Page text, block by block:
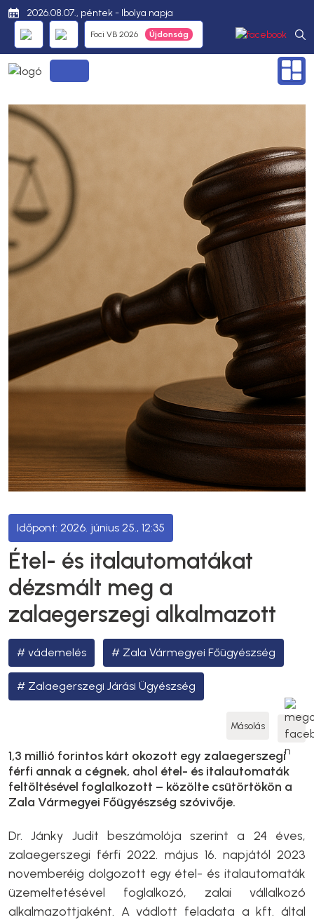
2026.08.07., péntek - Ibolya napja
Foci VB 2026
2026. június 25., 12:35
Étel- és italautomatákat
dézsmált meg a
zalaegerszegi alkalmazott
vádemelés Zala Vármegyei Főügyészség
Zalaegerszegi Járási Ügyészség
Másolás
1,3 millió forintos kárt okozott egy zalaegerszegi
férfi annak a cégnek, ahol étel- és italautomaták
feltöltésével foglalkozott – közölte csütörtökön a
Zala Vármegyei Főügyészség szóvivője.
Dr. Jánky Judit beszámolója szerint a 24 éves,
zalaegerszegi férfi 2022. május 16. napjától 2023
novemberéig dolgozott egy étel- és italautomaták
üzemeltetésével foglalkozó, zalai vállalkozó
alkalmazottjaként. A vádlott feladata a kft. által